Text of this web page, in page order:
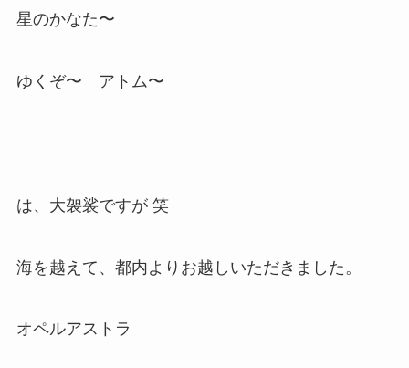
星のかなた〜
ゆくぞ〜 アトム〜
は、大袈裟ですが 笑
海を越えて、都内よりお越しいただきました。
オペルアストラ